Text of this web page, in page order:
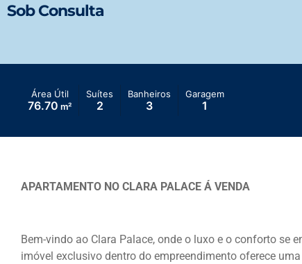
Sob Consulta
Área Útil
76.70 m²
Suítes
2
Banheiros
3
Garagem
1
APARTAMENTO NO CLARA PALACE Á VENDA
Bem-vindo ao Clara Palace, onde o luxo e o conforto se
imóvel exclusivo dentro do empreendimento oferece